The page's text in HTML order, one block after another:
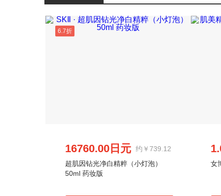
6.7折
16760.00日元 约￥739.12
超肌因钻光净白精粹（小灯泡）
50ml 药妆版
女